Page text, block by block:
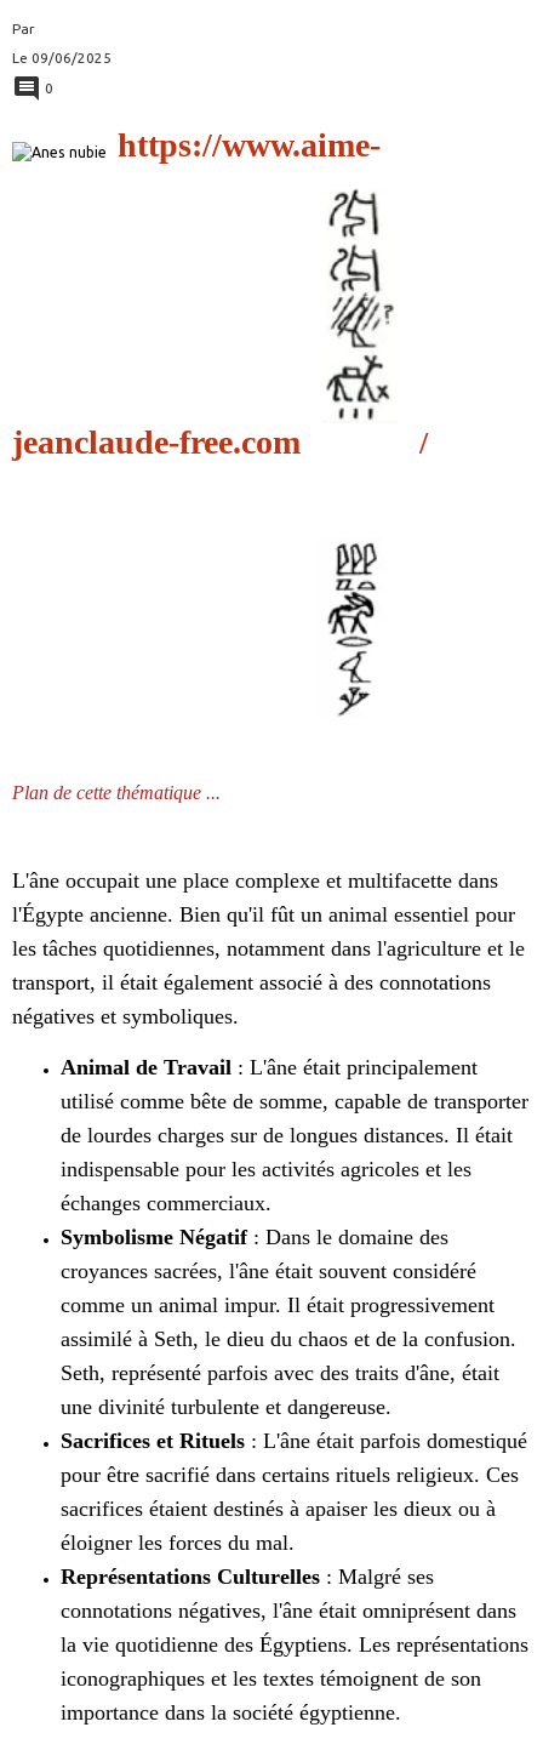
Par
Le 09/06/2025
0
https://www.aime-
jeanclaude-free.com /
Plan de cette thématique ...
L'âne occupait une place complexe et multifacette dans
l'Égypte ancienne. Bien qu'il fût un animal essentiel pour
les tâches quotidiennes, notamment dans l'agriculture et le
transport, il était également associé à des connotations
négatives et symboliques.
Animal de Travail : L'âne était principalement
utilisé comme bête de somme, capable de transporter
de lourdes charges sur de longues distances. Il était
indispensable pour les activités agricoles et les
échanges commerciaux.
Symbolisme Négatif: Dans le domaine des
croyances sacrées, l'âne était souvent considéré
comme un animal impur. Il était progressivement
assimilé à Seth, le dieu du chaos et de la confusion.
Seth, représenté parfois avec des traits d'âne, était
une divinité turbulente et dangereuse.
Sacrifices et Rituels : L'âne était parfois domestiqué
pour être sacrifié dans certains rituels religieux. Ces
sacrifices étaient destinés à apaiser les dieux ou à
éloigner les forces du mal.
Représentations Culturelles : Malgré ses
connotations négatives, l'âne était omniprésent dans
la vie quotidienne des Égyptiens. Les représentations
iconographiques et les textes témoignent de son
importance dans la société égyptienne.